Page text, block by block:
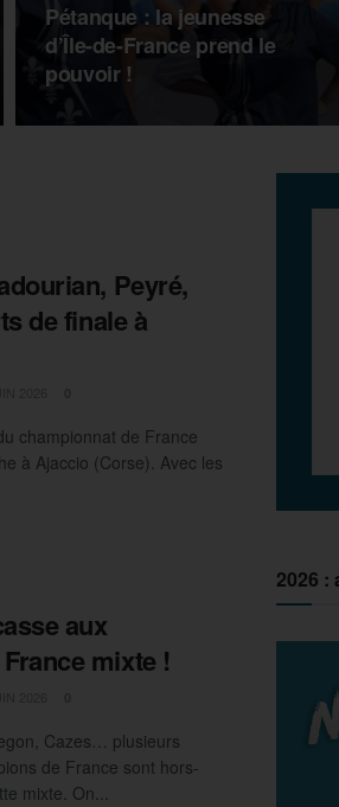
Pétanque : la jeunesse
d’Île-de-France prend le
pouvoir !
Peyré,
de finale à
championnat de France
à Ajaccio (Corse). Avec les
aux
mixte !
Cazes… plusieurs
de France sont hors-
mixte. On...
2026 :